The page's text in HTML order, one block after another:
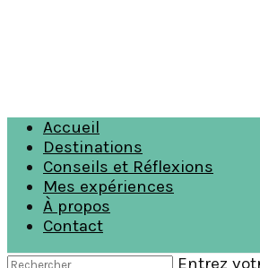
Accueil
Destinations
Conseils et Réflexions
Mes expériences
À propos
Contact
Entrez